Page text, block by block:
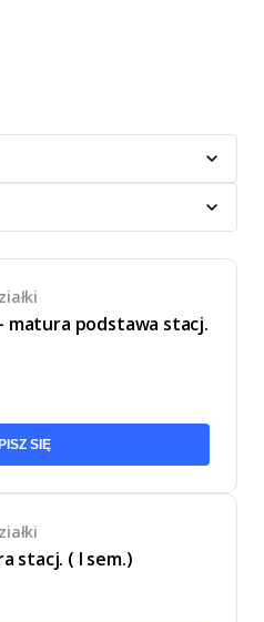
matura podstawa stacj.
SIĘ
stacj. ( I sem.)